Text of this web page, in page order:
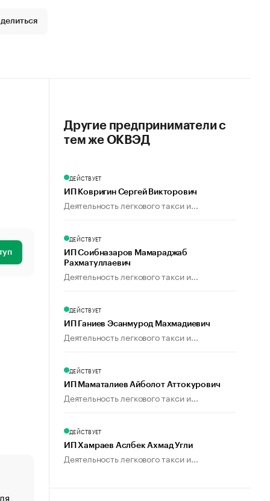
Другие предприниматели с
тем же ОКВЭД
ДЕЙСТВУЕТ
ИП Ковригин Сергей Викторович
Деятельность легкового такси и...
ДЕЙСТВУЕТ
ИП Соибназаров Мамараджаб
Рахматуллаевич
Деятельность легкового такси и...
ДЕЙСТВУЕТ
ИП Ганиев Эсанмурод Махмадиевич
Деятельность легкового такси и...
ДЕЙСТВУЕТ
ИП Маматалиев Айболот Аттокурович
Деятельность легкового такси и...
ДЕЙСТВУЕТ
ИП Хамраев Аслбек Ахмад Угли
Деятельность легкового такси и...